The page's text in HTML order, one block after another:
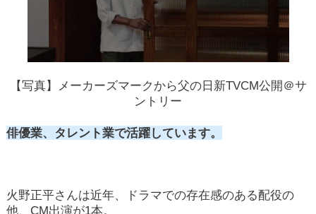
【写真】メーカーズマークから父の日新TVCM公開＠サ
ントリー
俳優業、タレント業で活躍しています。
火野正平さんは近年、ドラマでの存在感のある配役の
他、CM出演が1本。